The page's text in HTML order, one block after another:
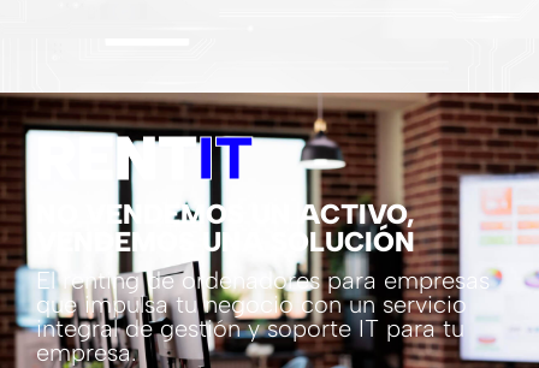
RENTIT
NO VENDEMOS UN ACTIVO,
VENDEMOS UNA SOLUCIÓN
El renting de ordenadores para empresas
que impulsa tu negocio con un servicio
integral de gestión y soporte IT para tu
empresa.